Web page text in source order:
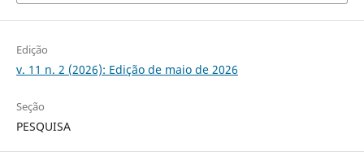
Edição
v. 11 n. 2 (2026): Edição de maio de 2026
Seção
PESQUISA